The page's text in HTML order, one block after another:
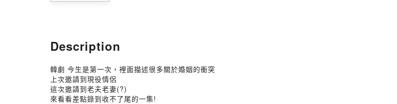
Description
韓劇 今生是第一次，裡面描述很多關於婚姻的衝突
上次邀請到現役情侶
這次邀請到老夫老妻(?)
來看看差點錄到收不了尾的一集!